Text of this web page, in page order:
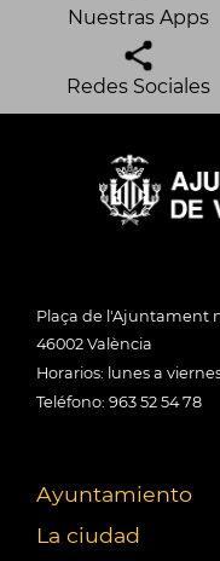
Nuestras Apps
Redes Sociales
Plaça de l'Ajuntament
46002 València
Horarios: lunes a
Teléfono: 963 52 54 78
Ayuntamiento
La ciudad